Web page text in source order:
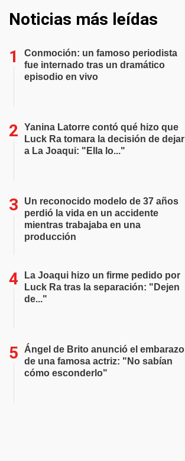
Noticias más leídas
Conmoción: un famoso periodista
fue internado tras un dramático
episodio en vivo
Yanina Latorre contó qué hizo que
Luck Ra tomara la decisión de dejar
a La Joaqui: "Ella lo..."
Un reconocido modelo de 37 años
perdió la vida en un accidente
mientras trabajaba en una
producción
La Joaqui hizo un firme pedido por
Luck Ra tras la separación: "Dejen
de..."
Ángel de Brito anunció el embarazo
de una famosa actriz: "No sabían
cómo esconderlo"